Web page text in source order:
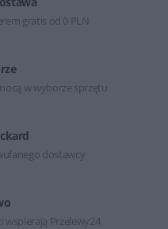
gratis od 0 PLN
w wyborze sprzętu
dostawcy
wspierają Przelewy24